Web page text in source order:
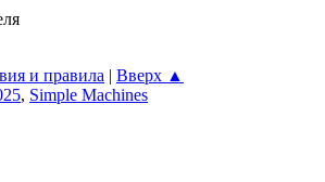
и правила
Вверх ▲
, Simple Machines